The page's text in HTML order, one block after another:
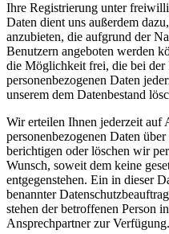
Ihre Registrierung unter
Daten dient uns außerdem
anzubieten, die aufgrund der
Benutzern angeboten werden
die Möglichkeit frei, die bei der
personenbezogenen Daten
unserem dem Datenbestand
Wir erteilen Ihnen jederzeit auf
personenbezogenen Daten
berichtigen oder löschen wir
Wunsch, soweit dem keine
entgegenstehen. Ein in dieser
benannter
stehen der betroffenen Person
Ansprechpartner zur Verfügung.